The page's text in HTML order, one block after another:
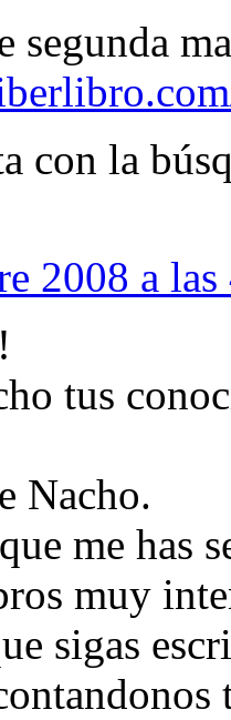
segunda
con la
2008 a
tus
Nacho.
me has
muy
sigas